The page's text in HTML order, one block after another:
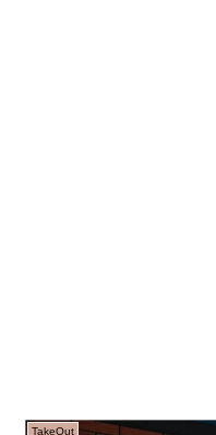
TakeOut